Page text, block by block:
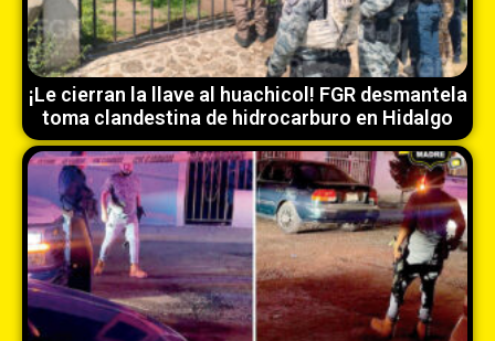
¡Le cierran la llave al huachicol! FGR desmantela
toma clandestina de hidrocarburo en Hidalgo